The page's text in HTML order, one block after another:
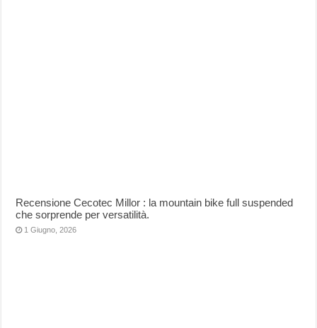
Recensione Cecotec Millor : la mountain bike full suspended
che sorprende per versatilità.
1 Giugno, 2026